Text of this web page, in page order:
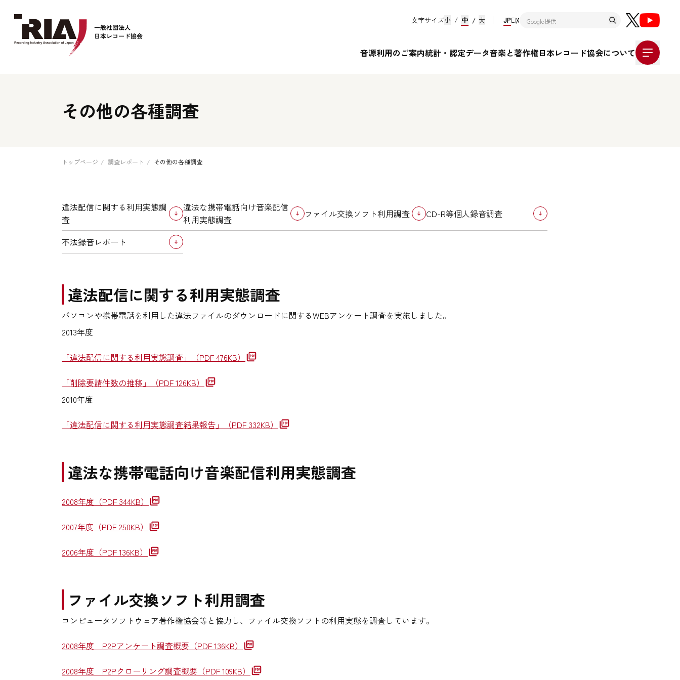
文字サイズ小 中 大 JPEN
音源利用のご案内統計・認定データ音楽と著作権日本レコード協会について
その他の各種調査
トップページ 調査レポート その他の各種調査
違法配信に関する利用実態調
査
違法な携帯電話向け音楽配信
利用実態調査
ファイル交換ソフト利用調査 CD-R等個人録音調査
不法録音レポート
違法配信に関する利用実態調査
パソコンや携帯電話を利用した違法ファイルのダウンロードに関するWEBアンケート調査を実施しました。
2013年度
「違法配信に関する利用実態調査」 （PDF 476KB）
「削除要請件数の推移」
（PDF 126KB）
2010年度
「違法配信に関する利用実態調査結果報告」 （PDF 332KB）
違法な携帯電話向け音楽配信利用実態調査
2008年度 （PDF 344KB）
2007年度 （PDF 250KB）
2006年度 （PDF 136KB）
ファイル交換ソフト利用調査
コンピュータソフトウェア著作権協会等と協力し、ファイル交換ソフトの利用実態を調査しています。
2008年度 P2Pアンケート調査概要 （PDF 136KB）
2008年度 P2Pクローリング調査概要 （PDF 109KB）